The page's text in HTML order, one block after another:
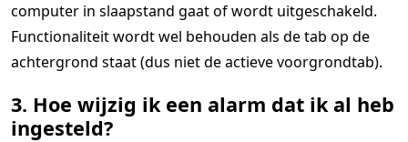
computer in slaapstand gaat of wordt uitgeschakeld.
Functionaliteit wordt wel behouden als de tab op de
achtergrond staat (dus niet de actieve voorgrondtab).
3. Hoe wijzig ik een alarm dat ik al heb
ingesteld?